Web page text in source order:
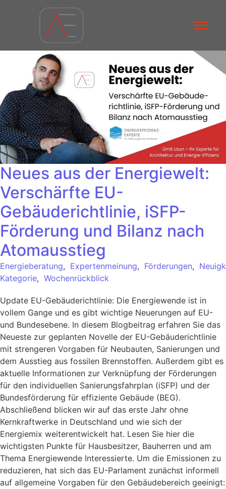
Neues aus der Energiewelt:
Verschärfte EU-
Gebäuderichtlinie, iSFP-
Förderung und Bilanz nach
Atomausstieg
Energieberatung, Expertenmeinung, Förderungen,
Kategorie, Wochenrückblick
Update EU-Gebäuderichtlinie: Die Energiewende ist in
vollem Gange und es gibt wichtige Neuerungen auf EU-
und Bundesebene. In diesem Blogbeitrag erfahren Sie das
Neueste zur geplanten Novelle der EU-Gebäuderichtlinie
mit strengeren Vorgaben für Neubauten, Sanierungen und
dem Ausstieg aus fossilen Brennstoffen. Außerdem gibt es
aktuelle Informationen zur Verknüpfung der Förderungen
für den individuellen Sanierungsfahrplan (iSFP) und der
Bundesförderung für effiziente Gebäude (BEG).
Abschließend blicken wir auf das erste Jahr ohne
Kernkraftwerke in Deutschland und wie sich der
Energiemix weiterentwickelt hat. Lesen Sie hier die
wichtigsten Punkte für Hausbesitzer, Bauherren und am
Thema Energiewende Interessierte. Um die Emissionen zu
reduzieren, hat sich das EU-Parlament zunächst informell
auf allgemeine Vorgaben für den Gebäudebereich geeinigt: